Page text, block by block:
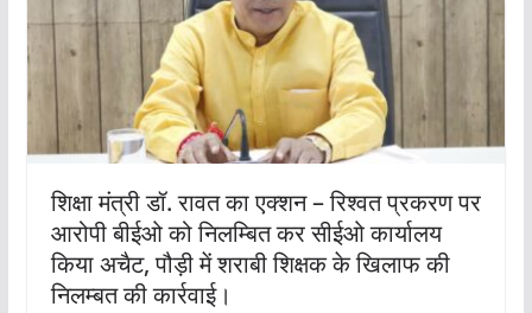
शिक्षा मंत्री डॉ. रावत का एक्शन – रिश्वत प्रकरण पर
आरोपी बीईओ को निलम्बित कर सीईओ कार्यालय
किया अचैट, पौड़ी में शराबी शिक्षक के खिलाफ की
निलम्बत की कार्रवाई।